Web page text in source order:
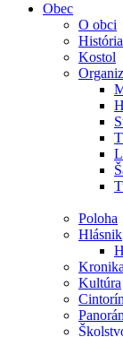
Obec
O obci
História
Kostol
Poloha
Hlásnik
Kultúra
Cintorín